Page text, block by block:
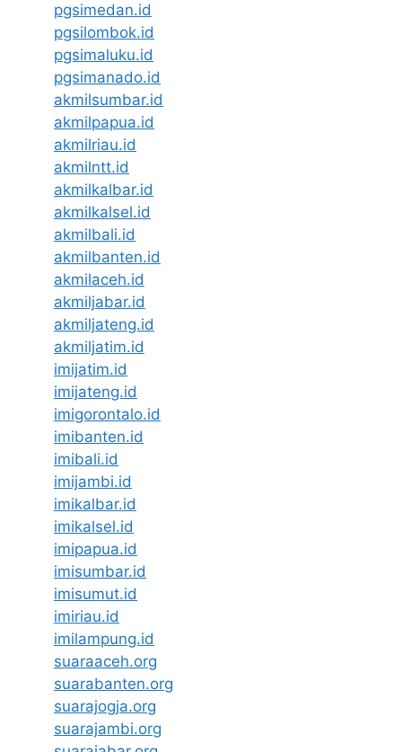
pgsimedan.id
pgsilombok.id
pgsimaluku.id
pgsimanado.id
akmilsumbar.id
akmilpapua.id
akmilriau.id
akmilntt.id
akmilkalbar.id
akmilkalsel.id
akmilbali.id
akmilbanten.id
akmilaceh.id
akmiljabar.id
akmiljateng.id
akmiljatim.id
imijatim.id
imijateng.id
imigorontalo.id
imibanten.id
imibali.id
imijambi.id
imikalbar.id
imikalsel.id
imipapua.id
imisumbar.id
imisumut.id
imiriau.id
imilampung.id
suaraaceh.org
suarabanten.org
suarajogja.org
suarajambi.org